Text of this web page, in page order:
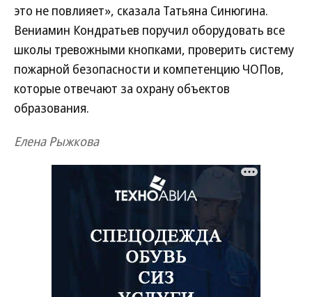
это не повлияет», сказала Татьяна Синюгина.
Вениамин Кондратьев поручил оборудовать все
школы тревожными кнопками, проверить систему
пожарной безопасности и компетенцию ЧОПов,
которые отвечают за охрану объектов
образования.
Елена Рыжкова